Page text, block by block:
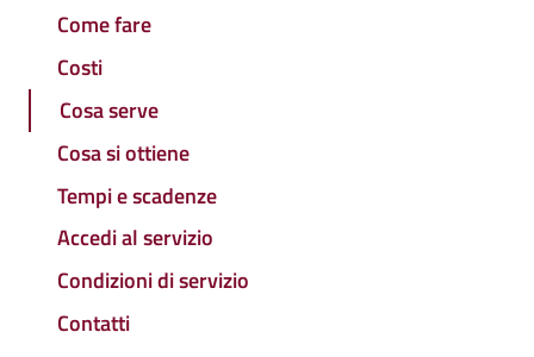
Come fare
Costi
Cosa serve
Cosa si ottiene
Tempi e scadenze
Accedi al servizio
Condizioni di servizio
Contatti